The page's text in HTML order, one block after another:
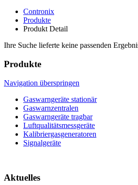
Contronix
Produkte
Produkt Detail
Ihre Suche lieferte keine passenden
Produkte
Navigation überspringen
Gaswarngeräte stationär
Gaswarnzentralen
Gaswarngeräte tragbar
Luftqualitätsmessgeräte
Kalibriergasgeneratoren
Signalgeräte
Aktuelles